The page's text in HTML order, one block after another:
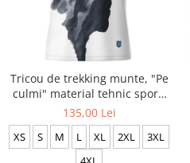
Tricou de trekking munte, "Pe
culmi" material tehnic sport,
culoare albă CS65
135,00 Lei
XS S M L XL 2XL
3XL